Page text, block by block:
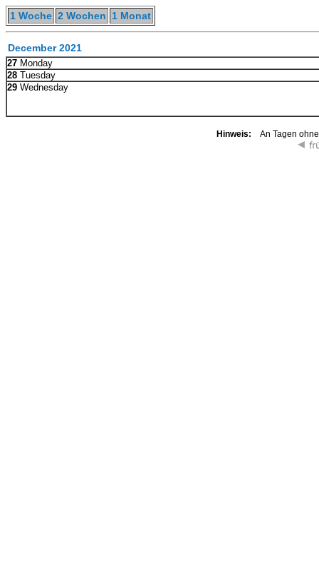
1 Woche 2 Wochen 1 Monat
December 2021
27 Monday
28 Tuesday
29 Wednesday
Hinweis: An Tagen